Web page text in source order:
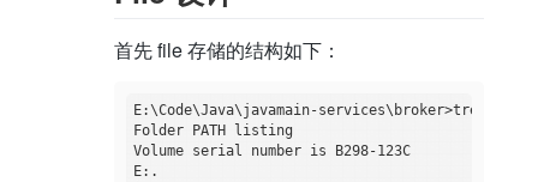
首先 file 存储的结构如下：
E:\Code\Java\javamain-services\broker>tree /F
Folder PATH listing
Volume serial number is B298-123C
E:.